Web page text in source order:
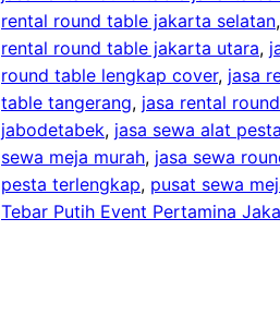
rental round table jakarta selatan,
rental round table jakarta utara,
round table lengkap cover, jasa
table tangerang, jasa rental
jabodetabek, jasa sewa alat
sewa meja murah, jasa sewa
pesta terlengkap, pusat sewa
Tebar Putih Event Pertamina